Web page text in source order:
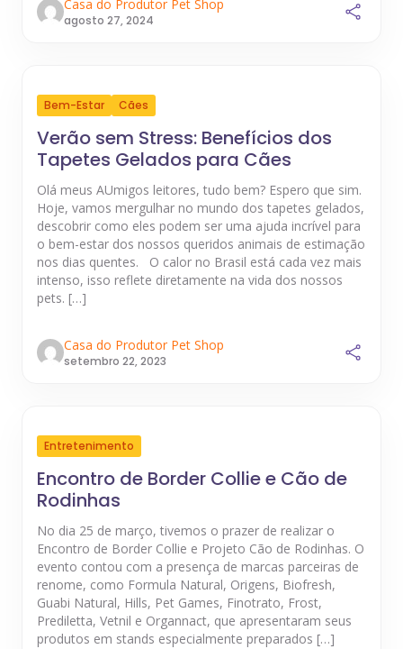
Casa do Produtor Pet Shop
agosto 27, 2024
Bem-Estar Cães
Verão sem Stress: Benefícios dos
Tapetes Gelados para Cães
Olá meus AUmigos leitores, tudo bem? Espero que sim.
Hoje, vamos mergulhar no mundo dos tapetes gelados,
descobrir como eles podem ser uma ajuda incrível para
o bem-estar dos nossos queridos animais de estimação
nos dias quentes. O calor no Brasil está cada vez mais
intenso, isso reflete diretamente na vida dos nossos
pets. […]
Casa do Produtor Pet Shop
setembro 22, 2023
Entretenimento
Encontro de Border Collie e Cão de
Rodinhas
No dia 25 de março, tivemos o prazer de realizar o
Encontro de Border Collie e Projeto Cão de Rodinhas. O
evento contou com a presença de marcas parceiras de
renome, como Formula Natural, Origens, Biofresh,
Guabi Natural, Hills, Pet Games, Finotrato, Frost,
Prediletta, Vetnil e Organnact, que apresentaram seus
produtos em stands especialmente preparados […]